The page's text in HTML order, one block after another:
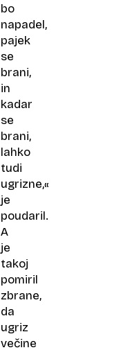
bo
napadel,
pajek
se
brani,
in
kadar
se
brani,
lahko
tudi
ugrizne,«
je
poudaril.
A
je
takoj
pomiril
zbrane,
da
ugriz
večine